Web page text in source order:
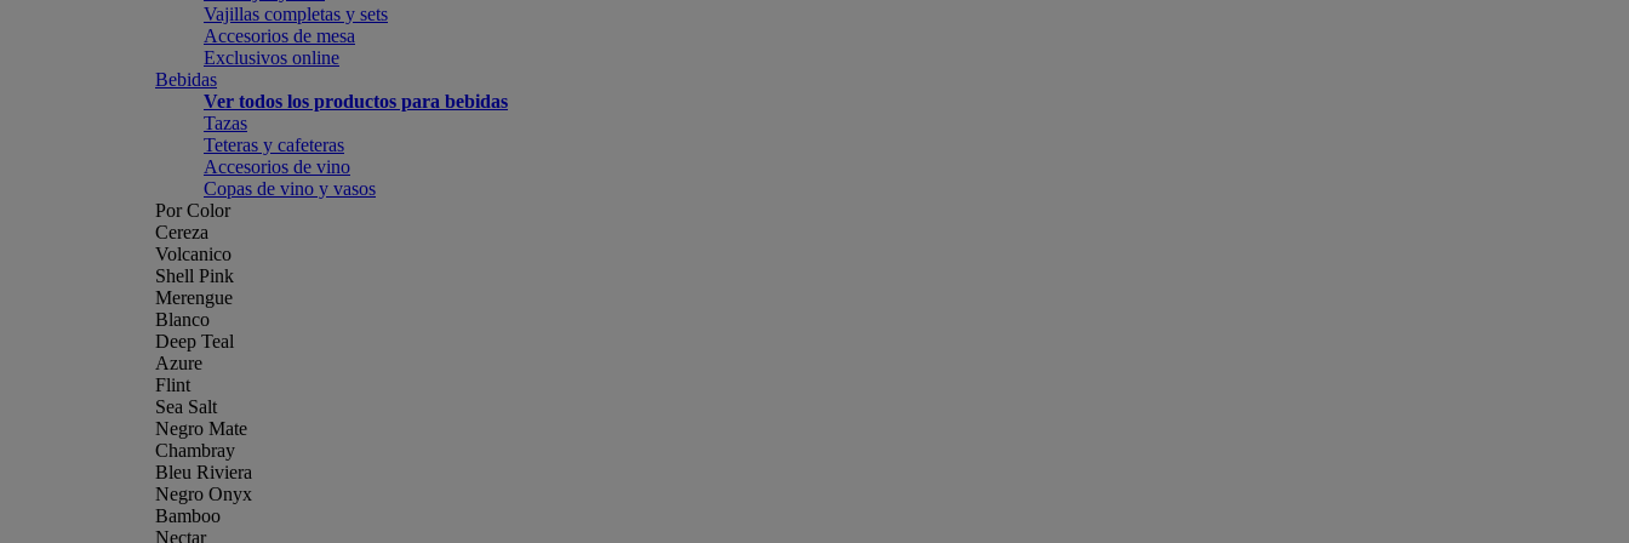
Vajillas completas y sets
Accesorios de mesa
Exclusivos online
Bebidas
Ver todos los productos para bebidas
Tazas
Teteras y cafeteras
Accesorios de vino
Copas de vino y vasos
Por Color
Cereza
Volcanico
Shell Pink
Merengue
Blanco
Deep Teal
Azure
Flint
Sea Salt
Negro Mate
Chambray
Bleu Riviera
Negro Onyx
Bamboo
Nectar